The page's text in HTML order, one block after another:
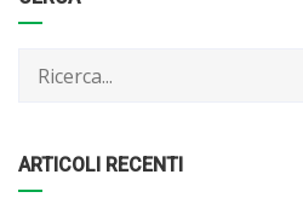
ARTICOLI RECENTI
per